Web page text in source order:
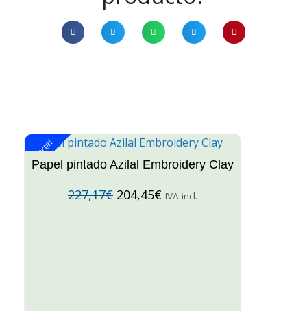
¡Oferta!
Papel pintado Azilal Embroidery Clay
227,17€ 204,45€ IVA incl.